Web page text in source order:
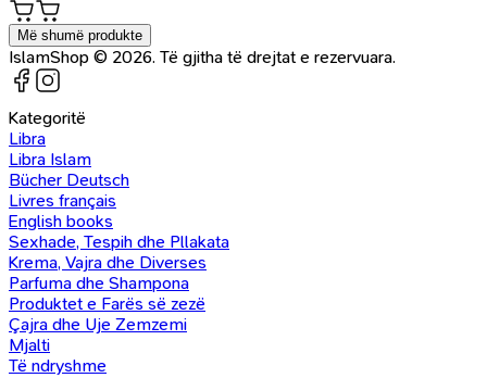
Më shumë produkte
IslamShop © 2026. Të gjitha të drejtat e rezervuara.
Kategoritë
Libra
Libra Islam
Bücher Deutsch
Livres français
English books
Sexhade, Tespih dhe Pllakata
Krema, Vajra dhe Diverses
Parfuma dhe Shampona
Produktet e Farës së zezë
Çajra dhe Uje Zemzemi
Mjalti
Të ndryshme